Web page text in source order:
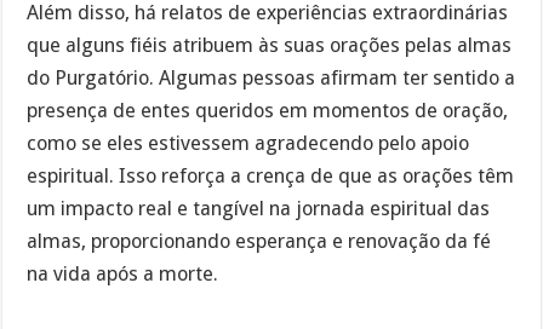
Além disso, há relatos de experiências extraordinárias
que alguns fiéis atribuem às suas orações pelas almas
do Purgatório. Algumas pessoas afirmam ter sentido a
presença de entes queridos em momentos de oração,
como se eles estivessem agradecendo pelo apoio
espiritual. Isso reforça a crença de que as orações têm
um impacto real e tangível na jornada espiritual das
almas, proporcionando esperança e renovação da fé
na vida após a morte.